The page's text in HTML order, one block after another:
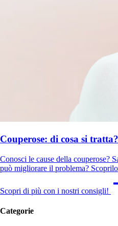
Couperose: di cosa si tratta?
Conosci le cause della couperose?
può migliorare il problema?
Scopri di più con i nostri consigli!
Categorie